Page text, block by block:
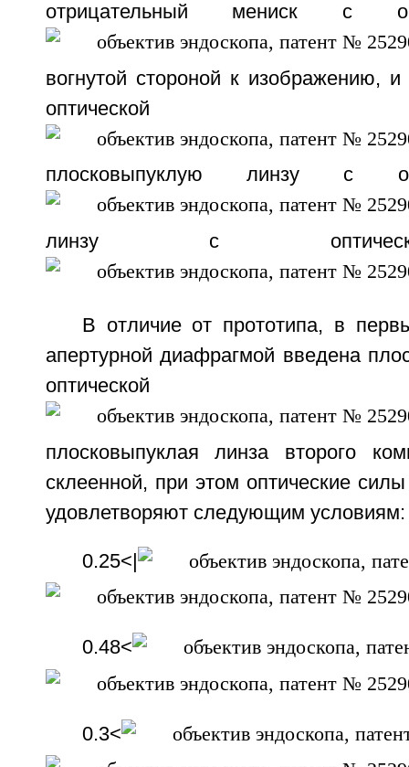
отрицательный мениск с
вогнутой стороной к изображению,
плосковыпуклую линзу с
линзу с
В отличие от прототипа, в
апертурной диафрагмой введена
плосковыпуклая линза второго
склеенной, при этом оптические
удовлетворяют следующим условиям:
0.25<|
0.48<
0.3<